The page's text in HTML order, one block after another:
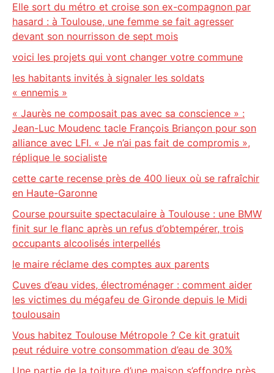
Elle sort du métro et croise son ex-compagnon par
hasard : à Toulouse, une femme se fait agresser
devant son nourrisson de sept mois
voici les projets qui vont changer votre commune
les habitants invités à signaler les soldats
« ennemis »
« Jaurès ne composait pas avec sa conscience » :
Jean-Luc Moudenc tacle François Briançon pour son
alliance avec LFI. « Je n’ai pas fait de compromis »,
réplique le socialiste
cette carte recense près de 400 lieux où se rafraîchir
en Haute-Garonne
Course poursuite spectaculaire à Toulouse : une BMW
finit sur le flanc après un refus d’obtempérer, trois
occupants alcoolisés interpellés
le maire réclame des comptes aux parents
Cuves d’eau vides, électroménager : comment aider
les victimes du mégafeu de Gironde depuis le Midi
toulousain
Vous habitez Toulouse Métropole ? Ce kit gratuit
peut réduire votre consommation d’eau de 30%
Une partie de la toiture d’une maison s’effondre près